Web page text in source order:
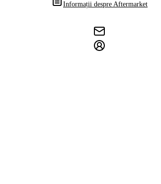
Informații despre Aftermarket